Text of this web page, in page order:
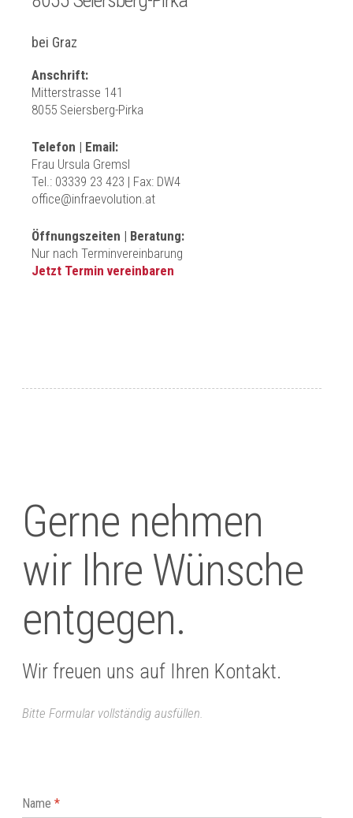
bei Graz
Anschrift:
Mitterstrasse 141
8055 Seiersberg-Pirka
Telefon | Email:
Frau Ursula Gremsl
Tel.: 03339 23 423 | Fax: DW4
office@infraevolution.at
Öffnungszeiten | Beratung:
Nur nach Terminvereinbarung
Jetzt Termin vereinbaren
Gerne nehmen
wir Ihre Wünsche
entgegen.
Wir freuen uns auf Ihren Kontakt.
Bitte Formular vollständig ausfüllen.
Name *